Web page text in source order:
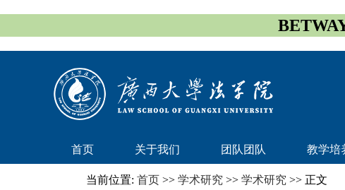
首页 关于我们 团队团队 教学培
当前位置: 首页 >> 学术研究 >> 学术研究 >> 正文